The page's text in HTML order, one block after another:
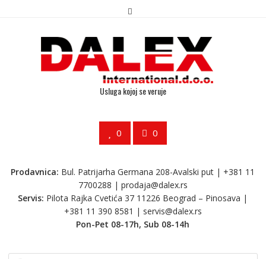
Usluga kojoj se veruje
0 0
Prodavnica: Bul. Patrijarha Germana 208-Avalski put | +381 11
7700288 | prodaja@dalex.rs
Servis: Pilota Rajka Cvetića 37 11226 Beograd – Pinosava |
+381 11 390 8581 | servis@dalex.rs
Pon-Pet 08-17h, Sub 08-14h